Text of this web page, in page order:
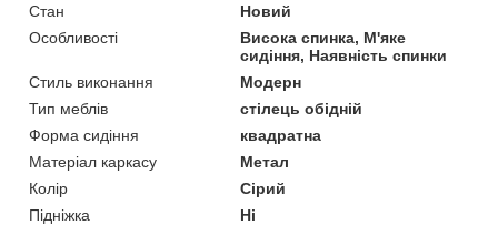
Стан
Новий
Особливості
Висока спинка, М'яке
сидіння, Наявність спинки
Стиль виконання
Модерн
Тип меблів
стілець обідній
Форма сидіння
квадратна
Матеріал каркасу
Метал
Колір
Сірий
Підніжка
Ні